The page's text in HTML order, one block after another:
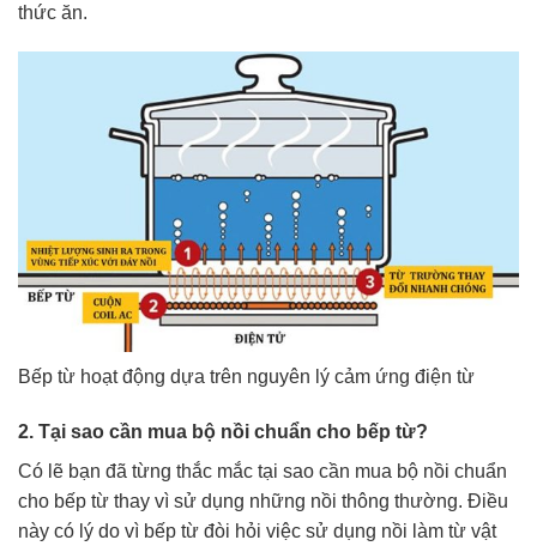
thức ăn.
Bếp từ hoạt động dựa trên nguyên lý cảm ứng điện từ
2. Tại sao cần mua bộ nồi chuẩn cho bếp từ?
Có lẽ bạn đã từng thắc mắc tại sao cần mua bộ nồi chuẩn
cho bếp từ thay vì sử dụng những nồi thông thường. Điều
này có lý do vì bếp từ đòi hỏi việc sử dụng nồi làm từ vật